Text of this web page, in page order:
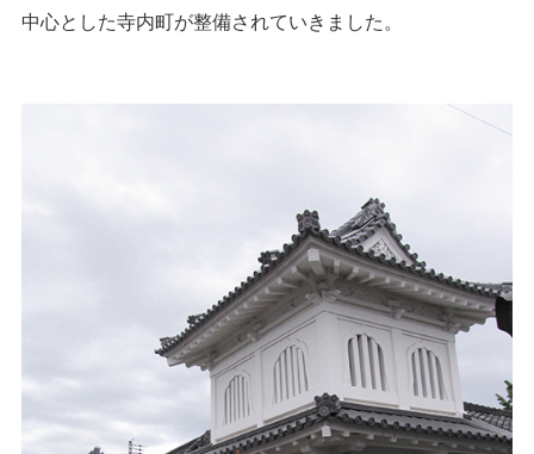
中心とした寺内町が整備されていきました。